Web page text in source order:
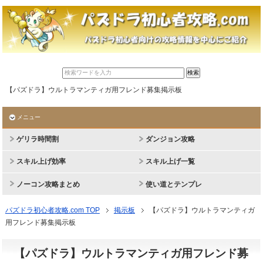
【パズドラ】ウルトラマンティガ用フレンド募集掲示板
メニュー
ゲリラ時間割 ダンジョン攻略
スキル上げ効率 スキル上げ一覧
ノーコン攻略まとめ 使い道とテンプレ
パズドラ初心者攻略.com TOP 掲示板
【パズドラ】ウルトラマンティガ
用フレンド募集掲示板
【パズドラ】ウルトラマンティガ用フレンド募